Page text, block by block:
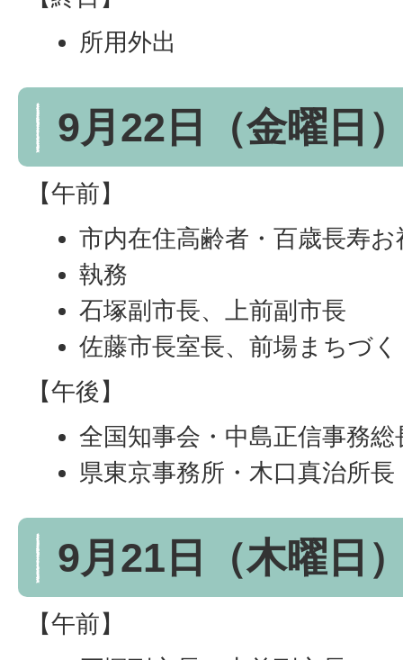
所用外出
9月22日（金曜日
【午前】
市内在住高齢者・百歳長寿お
執務
石塚副市長、上前副市長
佐藤市長室長、前場まちづ
【午後】
全国知事会・中島正信事務総
県東京事務所・木口真治所長
9月21日（木曜日
【午前】